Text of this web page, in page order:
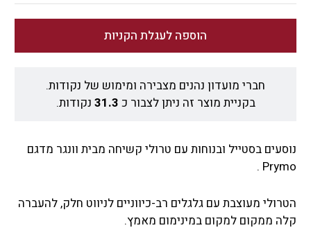
הוספה לעגלת הקניות
חברי מועדון נהנים מצבירה ומימוש של נקודות.
בקניית מוצר זה ניתן לצבור כ 31.3 נקודות.
נוסעים בסטייל ובנוחות עם טרולי קשיחה מבית וונגר מדגם
Prymo .
הטרולי מעוצבת עם גלגלים רב-כיווניים לניווט חלק, להעברה
קלה ממקום למקום במינימום מאמץ.